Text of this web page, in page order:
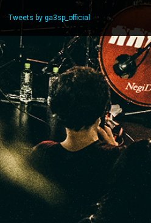
Tweets by ga3sp_official